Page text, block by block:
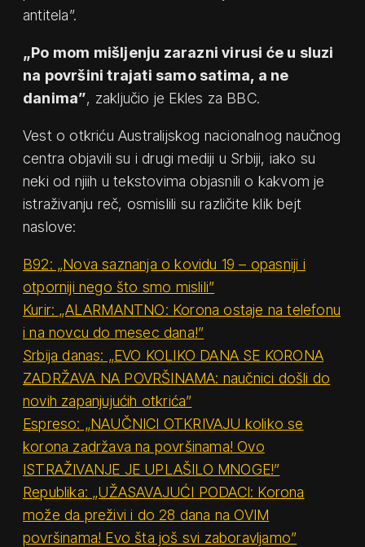
antitela”.
„Po mom mišljenju zarazni virusi će u sluzi
na površini trajati samo satima, a ne
danima”, zaključio je Ekles za BBC.
Vest o otkriću Australijskog nacionalnog naučnog
centra objavili su i drugi mediji u Srbiji, iako su
neki od njiih u tekstovima objasnili o kakvom je
istraživanju reč, osmislili su različite klik bejt
naslove:
B92: „Nova saznanja o kovidu 19 – opasniji i
otporniji nego što smo mislili”
Kurir: „ALARMANTNO: Korona ostaje na telefonu
i na novcu do mesec dana!”
Srbija danas: „EVO KOLIKO DANA SE KORONA
ZADRŽAVA NA POVRŠINAMA: naučnici došli do
novih zapanjujućih otkrića”
Espreso: „NAUČNICI OTKRIVAJU koliko se
korona zadržava na površinama! Ovo
ISTRAŽIVANJE JE UPLAŠILO MNOGE!”
Republika: „UŽASAVAJUĆI PODACI: Korona
može da preživi i do 28 dana na OVIM
površinama! Evo šta još svi zaboravljamo”